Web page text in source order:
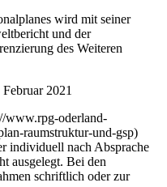
wird mit seiner
und der
des Weiteren
2021
www.rpg-oderland-
raumstruktur-und-gsp)
individuell nach Absprache
ausgelegt. Bei den
schriftlich oder zur